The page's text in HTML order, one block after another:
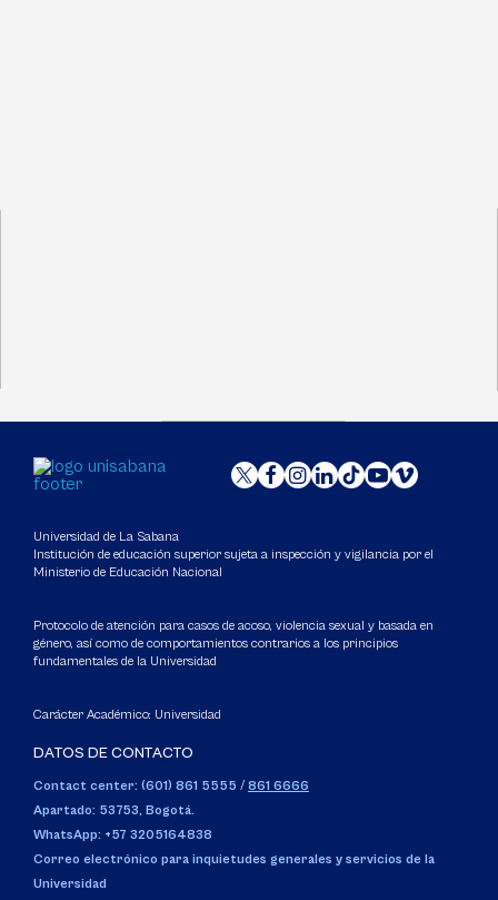
Universidad de La Sabana
Institución de educación superior sujeta a inspección y vigilancia por el
Ministerio de Educación Nacional
Protocolo de atención para casos de acoso, violencia sexual y basada en
género, así como de comportamientos contrarios a los principios
fundamentales de la Universidad
Carácter Académico: Universidad
DATOS DE CONTACTO
Contact center: (601) 861 5555 / 861 6666
Apartado: 53753, Bogotá.
WhatsApp: +57 3205164838
Correo electrónico para inquietudes generales y servicios de la
Universidad